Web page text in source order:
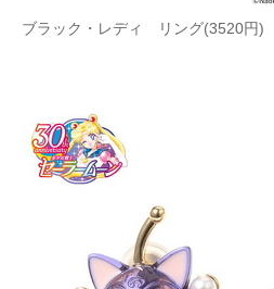
ブラック・レディ リング(3520円)